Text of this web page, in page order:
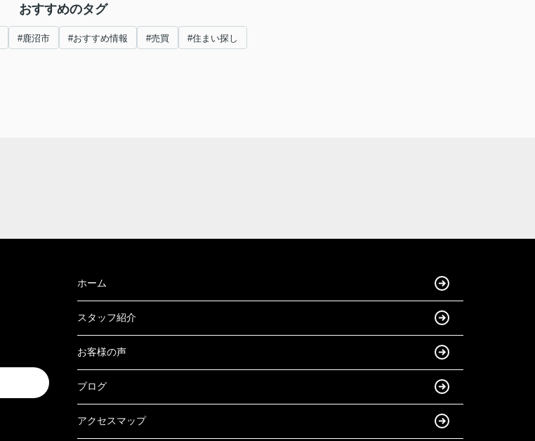
おすすめのタグ
#鹿沼市 #おすすめ情報 #売買 #住まい探し
ホーム
スタッフ紹介
お客様の声
ブログ
アクセスマップ